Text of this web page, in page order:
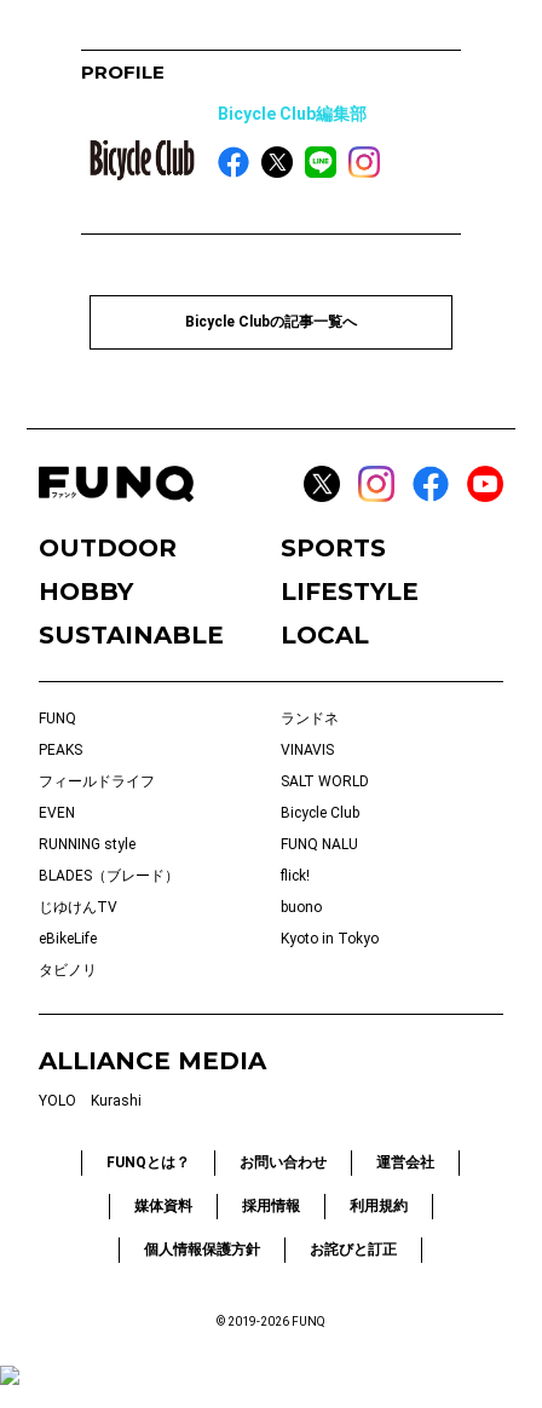
PROFILE
Bicycle Club編集部
Bicycle Clubの記事一覧へ
OUTDOOR
SPORTS
HOBBY
LIFESTYLE
SUSTAINABLE
LOCAL
FUNQ
ランドネ
PEAKS
VINAVIS
フィールドライフ
SALT WORLD
EVEN
Bicycle Club
RUNNING style
FUNQ NALU
BLADES（ブレード）
flick!
じゆけんTV
buono
eBikeLife
Kyoto in Tokyo
タビノリ
ALLIANCE MEDIA
YOLO Kurashi
FUNQとは？ お問い合わせ 運営会社
媒体資料 採用情報 利用規約
個人情報保護方針 お詫びと訂正
© 2019-2026 FUNQ